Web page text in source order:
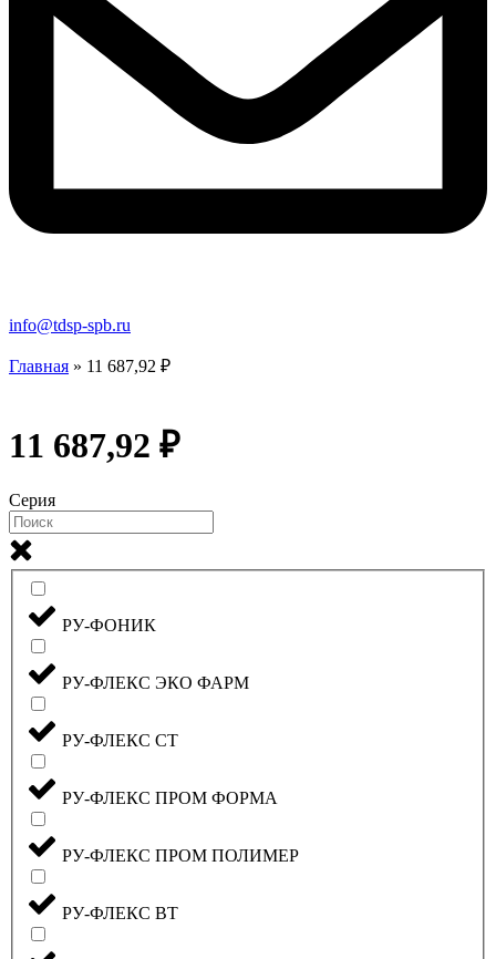
info@tdsp-spb.ru
Главная » 11 687,92 ₽
11 687,92 ₽
Серия
РУ-ФОНИК
РУ-ФЛЕКС ЭКО ФАРМ
РУ-ФЛЕКС СТ
РУ-ФЛЕКС ПРОМ ФОРМА
РУ-ФЛЕКС ПРОМ ПОЛИМЕР
РУ-ФЛЕКС ВТ